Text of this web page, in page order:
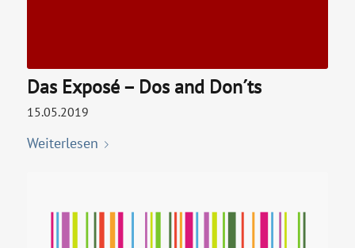
Das Exposé – Dos and Don´ts
15.05.2019
Weiterlesen